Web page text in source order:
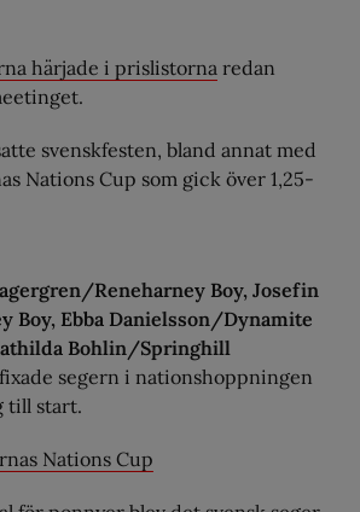
härjade i prislistorna redan
svenskfesten, bland annat med
Nations Cup som gick över 1,25-
Reneharney Boy, Josefin
Boy, Ebba Danielsson/Dynamite
Bohlin/Springhill
segern i nationshoppningen
till start.
Nations Cup